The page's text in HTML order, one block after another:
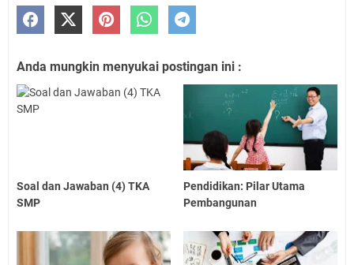
Anda mungkin menyukai postingan ini :
Soal dan Jawaban (4) TKA
SMP
Pendidikan: Pilar Utama
Pembangunan